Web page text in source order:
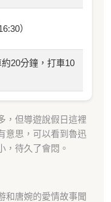
）
20分鐘，打車10
，但導遊說假日這裡
意思，可以看到魯迅
，待久了會悶。
和唐婉的愛情故事聞